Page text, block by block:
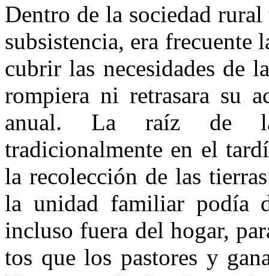
Dentro de la sociedad
sub­sistencia, era frecuente
cubrir las necesidades de
rompiera ni re­trasara su
anual. La raíz de la
tradicionalmente en el
la recolección de las
la unidad familiar po­día
incluso fuera del hogar,
tos que los pastores y